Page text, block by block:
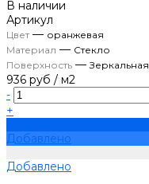
В наличии
Артикул
Цвет— оранжевая
Материал — Стекло
Поверхность —Зеркальная
936 руб / м2
-
+
Добавлено
Добавлено